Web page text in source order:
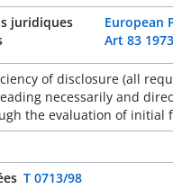
juridiques
European
Art 83 1973
of disclosure (all
necessarily and
the evaluation of initial
T 0713/98